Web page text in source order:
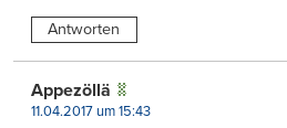
Antworten
Appezöllä
11.04.2017 um 15:43